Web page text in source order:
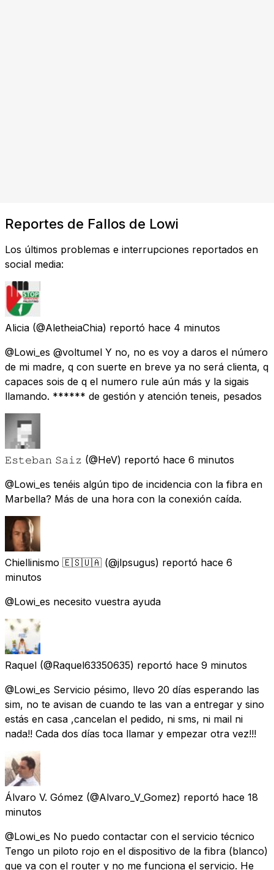
Reportes de Fallos de Lowi
Los últimos problemas e interrupciones reportados en
social media:
Alicia (@AletheiaChia) reportó hace 4 minutos
@Lowi_es @voltumel Y no, no es voy a daros el número
de mi madre, q con suerte en breve ya no será clienta, q
capaces sois de q el numero rule aún más y la sigais
llamando. ****** de gestión y atención teneis, pesados
𝙴𝚜𝚝𝚎𝚋𝚊𝚗 𝚂𝚊𝚒𝚣 (@HeV) reportó hace 6 minutos
@Lowi_es tenéis algún tipo de incidencia con la fibra en
Marbella? Más de una hora con la conexión caída.
Chiellinismo 🇪🇸🇺🇦 (@jlpsugus) reportó hace 6
minutos
@Lowi_es necesito vuestra ayuda
Raquel (@Raquel63350635) reportó hace 9 minutos
@Lowi_es Servicio pésimo, llevo 20 días esperando las
sim, no te avisan de cuando te las van a entregar y sino
estás en casa ,cancelan el pedido, ni sms, ni mail ni
nada!! Cada dos días toca llamar y empezar otra vez!!!
Álvaro V. Gómez (@Alvaro_V_Gomez) reportó hace 18
minutos
@Lowi_es No puedo contactar con el servicio técnico
Tengo un piloto rojo en el dispositivo de la fibra (blanco)
que va con el router y no me funciona el servicio. He